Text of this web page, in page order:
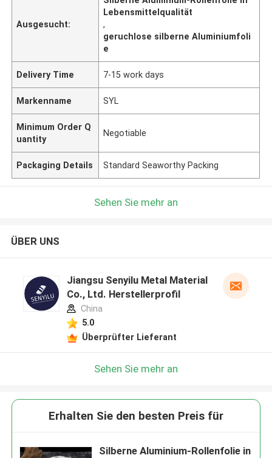
Ausgesucht:
Lebensmittelqualität
,
geruchlose silberne Aluminiumfoli
e
Delivery Time 7-15 work days
Markenname SYL
Minimum Order Q
uantity
Negotiable
Packaging Details Standard Seaworthy Packing
Sehen Sie mehr an
ÜBER UNS
Jiangsu Senyilu Metal Material
Co., Ltd. Herstellerprofil
China
5.0
Überprüfter Lieferant
Sehen Sie mehr an
Erhalten Sie den besten Preis für
Silberne Aluminium-Rollenfolie in